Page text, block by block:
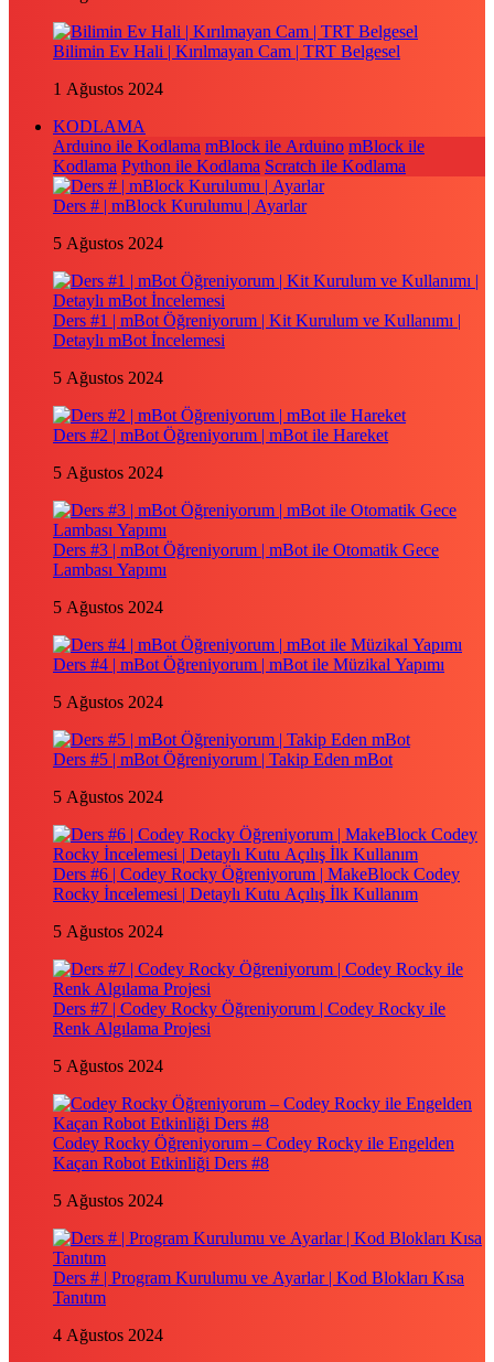
Bilimin Ev Hali | Kırılmayan Cam | TRT Belgesel
1 Ağustos 2024
KODLAMA
Arduino ile Kodlama mBlock ile Arduino mBlock ile
Kodlama Python ile Kodlama Scratch ile Kodlama
Ders # | mBlock Kurulumu | Ayarlar
5 Ağustos 2024
Ders #1 | mBot Öğreniyorum | Kit Kurulum ve Kullanımı |
Detaylı mBot İncelemesi
5 Ağustos 2024
Ders #2 | mBot Öğreniyorum | mBot ile Hareket
5 Ağustos 2024
Ders #3 | mBot Öğreniyorum | mBot ile Otomatik Gece
Lambası Yapımı
5 Ağustos 2024
Ders #4 | mBot Öğreniyorum | mBot ile Müzikal Yapımı
5 Ağustos 2024
Ders #5 | mBot Öğreniyorum | Takip Eden mBot
5 Ağustos 2024
Ders #6 | Codey Rocky Öğreniyorum | MakeBlock Codey
Rocky İncelemesi | Detaylı Kutu Açılış İlk Kullanım
5 Ağustos 2024
Ders #7 | Codey Rocky Öğreniyorum | Codey Rocky ile
Renk Algılama Projesi
5 Ağustos 2024
Codey Rocky Öğreniyorum – Codey Rocky ile Engelden
Kaçan Robot Etkinliği Ders #8
5 Ağustos 2024
Ders # | Program Kurulumu ve Ayarlar | Kod Blokları Kısa
Tanıtım
4 Ağustos 2024